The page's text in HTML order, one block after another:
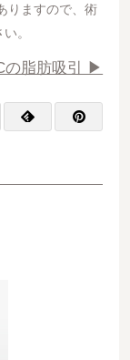
りますので、術
。
の脂肪吸引 ▶︎